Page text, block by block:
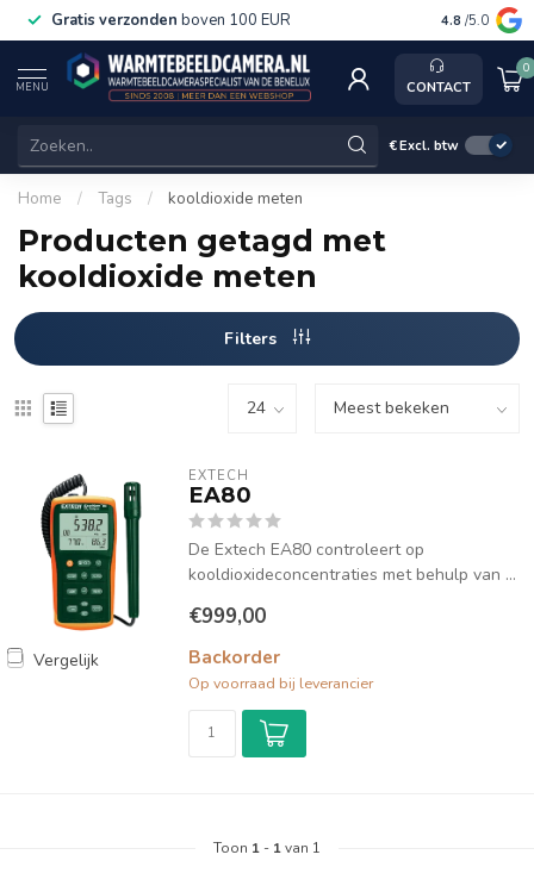
Gratis verzonden boven 100 EUR Service,
4.8 /5.0
MENU CONTACT
0
€Excl. btw
Home / Tags / kooldioxide meten
Producten getagd met
kooldioxide meten
Filters
Vergelijk
EXTECH
EA80
De Extech EA80 controleert op
kooldioxideconcentraties met behulp van ...
€999,00
Backorder
Op voorraad bij leverancier
Toon 1 - 1van 1